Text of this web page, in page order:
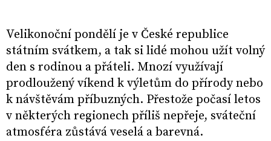
Velikonoční pondělí je v České republice
státním svátkem, a tak si lidé mohou užít volný
den s rodinou a přáteli. Mnozí využívají
prodloužený víkend k výletům do přírody nebo
k návštěvám příbuzných. Přestože počasí letos
v některých regionech příliš nepřeje, sváteční
atmosféra zůstává veselá a barevná.